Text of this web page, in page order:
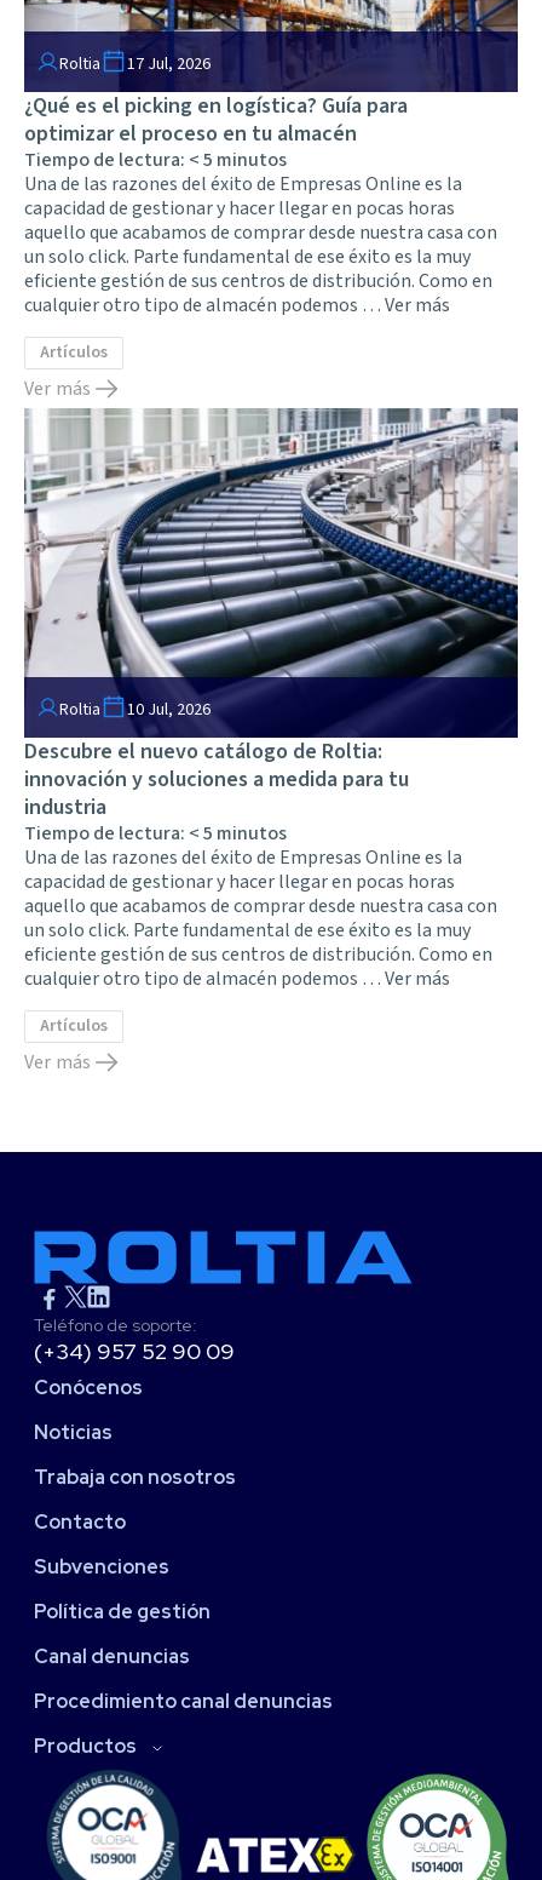
Roltia 17 Jul, 2026
¿Qué es el picking en logística? Guía para
optimizar el proceso en tu almacén
Tiempo de lectura: < 5 minutos
Una de las razones del éxito de Empresas Online es la
capacidad de gestionar y hacer llegar en pocas horas
aquello que acabamos de comprar desde nuestra casa con
un solo click. Parte fundamental de ese éxito es la muy
eficiente gestión de sus centros de distribución. Como en
cualquier otro tipo de almacén podemos …Ver más
Artículos
Ver más
Roltia 10 Jul, 2026
Descubre el nuevo catálogo de Roltia:
innovación y soluciones a medida para tu
industria
Tiempo de lectura: < 5 minutos
Una de las razones del éxito de Empresas Online es la
capacidad de gestionar y hacer llegar en pocas horas
aquello que acabamos de comprar desde nuestra casa con
un solo click. Parte fundamental de ese éxito es la muy
eficiente gestión de sus centros de distribución. Como en
cualquier otro tipo de almacén podemos …Ver más
Artículos
Ver más
Teléfono de soporte:
(+34) 957 52 90 09
Conócenos
Noticias
Trabaja con nosotros
Contacto
Subvenciones
Política de gestión
Canal denuncias
Procedimiento canal denuncias
Productos